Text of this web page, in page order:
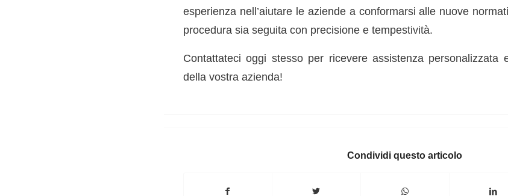
esperienza nell’aiutare le aziende a conformarsi alle nuove
procedura sia seguita con precisione e tempestività.
Contattateci oggi stesso per ricevere assistenza personalizzata
della vostra azienda!
Condividi questo articolo